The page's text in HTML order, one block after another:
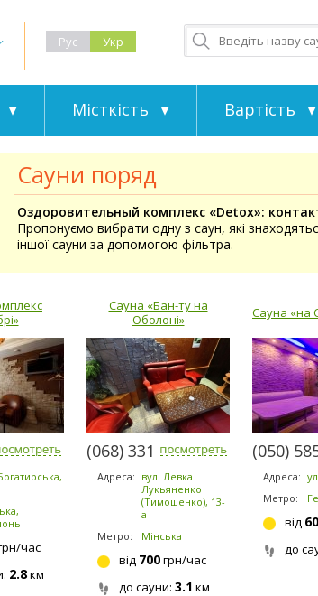
Рус Укр
Місткість Вартість
Сауни поряд
Оздоровительный комплекс «Detox»:
Пропонуємо вибрати одну з саун, які
іншої сауни за допомогою фільтра.
час
2.8км
Сауна «Бан-ту на
Оболоні»
(068) 331-4141
Адреса: вул. Левка
Лукьяненко
(Тимошенко), 13-
а
Метро:
Мінська
від 700грн/час
до сауни: 3.1 км
Сауна «на
(050)
Адреса:
Метро:
від
до